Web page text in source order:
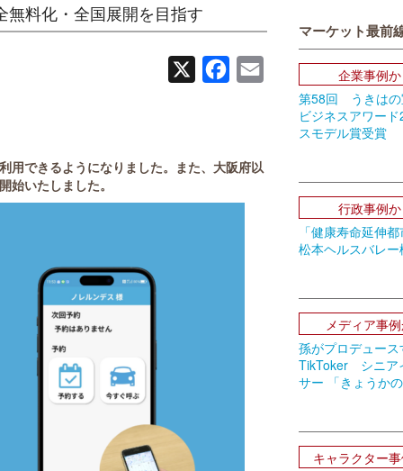
料化・全国展開を目指す
FacebookEmail
用できるようになりました。また、大阪府以
始いたしました。
マーケット最前
企業事例
第58回 うきは
ビジネスアワー
スモデル賞受賞
行政事例
「健康寿命延伸
松本ヘルスバレー
メディア事
孫がプロデュース
TikToker シニア
サー 「きょうかの
キャラクター